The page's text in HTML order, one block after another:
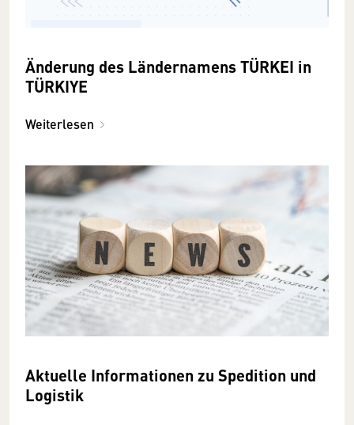
Änderung des Ländernamens TÜRKEI in
TÜRKIYE
Weiterlesen
Aktuelle Informationen zu Spedition und
Logistik